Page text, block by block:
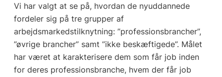
Vi har valgt at se på, hvordan de nyuddannede
fordeler sig på tre grupper af
arbejdsmarkedstilknytning: ”professionsbrancher”,
”øvrige brancher” samt ”ikke beskæftigede”. Målet
har været at karakterisere dem som får job inden
for deres professionsbranche, hvem der får job